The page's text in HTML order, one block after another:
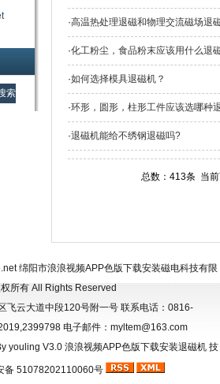
·高温热处理退磁和物理交流磁场退磁
·化工粉尘，食品粉末应该用什么退磁机
·如何选择模具退磁机？
·环形，圆形，柱形工件应该选哪种
·退磁机能给不绣钢退磁吗?
总数：413条 当前
绵阳市浪浪视频APP色版下载安装磁电科技有限
所有 All Rights Reserved
区飞云大道中段120号附一号 联系电话：0816-
电子邮件：myltem@163.com
youling V3.0 浪浪视频APP色版下载安装退磁机技
备 51078202110060号